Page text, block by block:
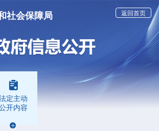
社会保障局 返回首页

定主动
开内容
